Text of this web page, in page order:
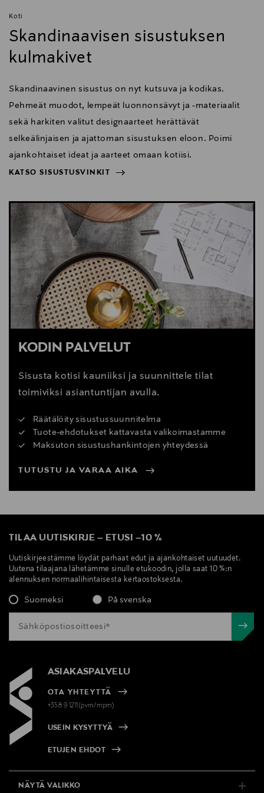
Koti
Skandinaavisen sisustuksen
kulmakivet
Skandinaavinen sisustus on nyt kutsuva ja kodikas.
Pehmeät muodot, lempeät luonnonsävyt ja -materiaalit
sekä harkiten valitut designaarteet herättävät
selkeälinjaisen ja ajattoman sisustuksen eloon. Poimi
ajankohtaiset ideat ja aarteet omaan kotiisi.
KATSO SISUSTUSVINKIT
KATSO SISUSTUSVINKIT
KODIN PALVELUT
Sisusta kotisi kauniiksi ja suunnittele tilat
toimiviksi asiantuntijan avulla.
Räätälöity sisustussuunnitelma
Tuote-ehdotukset kattavasta valikoimastamme
Maksuton sisustushankintojen yhteydessä
TUTUSTU JA VARAA AIKA
TILAA UUTISKIRJE – ETUSI –10 %
Uutiskirjeestämme löydät parhaat edut ja ajankohtaiset uutuudet.
Uutena tilaajana lähetämme sinulle etukoodin, jolla saat 10 %:n
alennuksen normaalihintaisesta kertaostoksesta.
Suomeksi På svenska
ASIAKASPALVELU
OTA YHTEYTTÄ
+358 9 1211(pvm/mpm)
USEIN KYSYTTYÄ
ETUJEN EHDOT
NÄYTÄ VALIKKO